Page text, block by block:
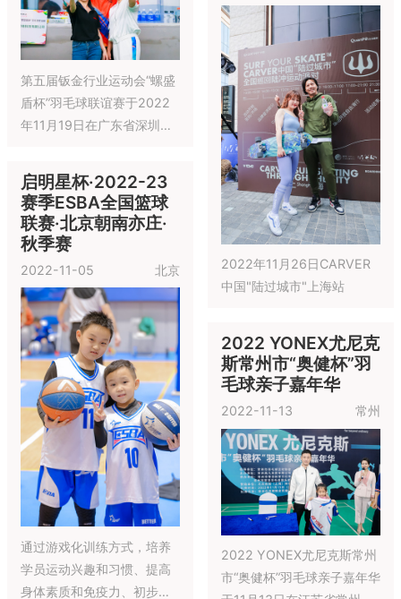
的发展，提高青少年篮球水
平，促进中美青少年篮球、
文件的交流，中国青少年业
余体育联合会与北京东方启
明星篮球培训中心合作，联
合举办CAAU全国青少年业
年篮球爱好者提借竞技舞台
22-23赛季CAAU昆
明站冬季赛
1月15日22-23赛季CAAU昆
明站冬季赛开赛啦
22-23赛季CAAU上
海站秋季赛
2022-11-26 上海
CAAU的logo是以中国风的
水墨晕染，演绎向上空弹起
的篮球，充溢着青春热血与
激昂斗志，更象征篮球斗士
跳动的脉搏
22-23赛季CAAU承
德站冬季赛
2023-01-18 承德
1月18日22-23赛季CAAU承
德站冬季赛开赛啦
22-23赛季CAAU淮
安站冬季赛
2022-12-10 淮安